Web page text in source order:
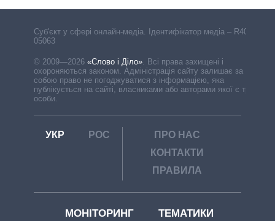
Cуб'єкт у сфері онлайн-медіа. Ідентифікатор медіа – R40-
05063
© 2009—2026 «Слово і Діло»
Всі права захищені і
охороняються законом. Адміністрація сайту залишає за
собою право не погоджуватися з інформацією, яка
публікується на сайті, власниками або авторами якої є треті
особи.
УКР РОС
ПРО НАС
КОНТАКТИ
ПРАВИЛА
МОНІТОРИНГ ТЕМАТИКИ